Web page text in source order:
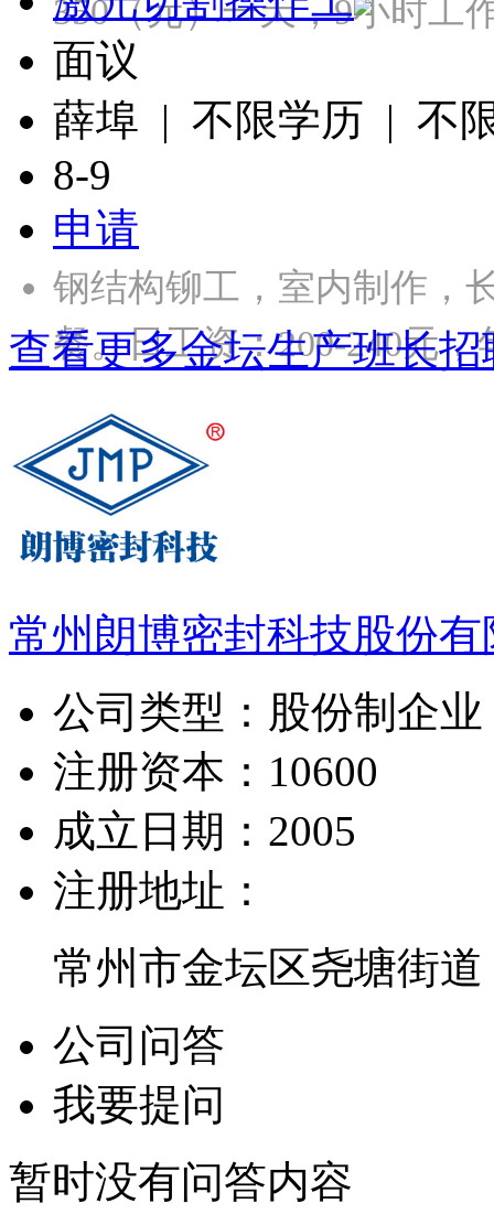
350（元）一天，9小时
面议
薛埠 | 不限学历 | 不
8-9
申请
钢结构铆工，室内制作，
餐。日工资：200-240元
查看更多金坛生产班长招
常州朗博密封科技股份有
公司类型： 股份制企业
注册资本： 10600
成立日期： 2005
注册地址：
常州市金坛区尧塘街
公司问答
我要提问
暂时没有问答内容